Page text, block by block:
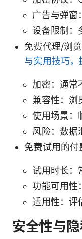
广告与弹窗
设备限制：
免费代理/浏
与实用技巧
加密：通常
兼容性：浏
使用场景：
风险：数据
免费试用的付
试用时长：
功能可用性
适用性：评
安全性与